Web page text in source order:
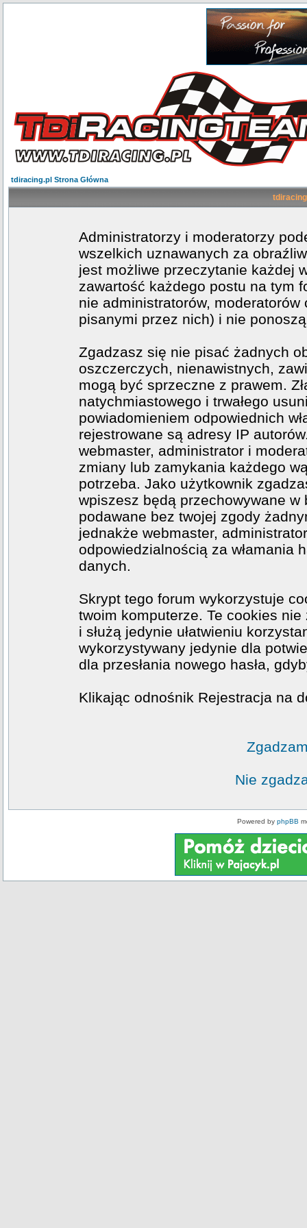
tdiracing.pl Strona Główna
Administratorzy i moderatorzy
wszelkich uznawanych za
jest możliwe przeczytanie każdej
zawartość każdego postu na tym
nie administratorów,
pisanymi przez nich) i nie
Zgadzasz się nie pisać żadnych
oszczerczych, nienawistnych,
mogą być sprzeczne z prawem.
natychmiastowego i trwałego
powiadomieniem odpowiednich
rejestrowane są adresy IP
webmaster, administrator i
zmiany lub zamykania każdego
potrzeba. Jako użytkownik
wpiszesz będą przechowywane
podawane bez twojej zgody
jednakże webmaster,
odpowiedzialnością za włamania
danych.
Skrypt tego forum wykorzystuje
twoim komputerze. Te cookies
i służą jedynie ułatwieniu
wykorzystywany jedynie dla
dla przesłania nowego hasła,
Klikając odnośnik Rejestracja na
Nie
Powered by phpBB